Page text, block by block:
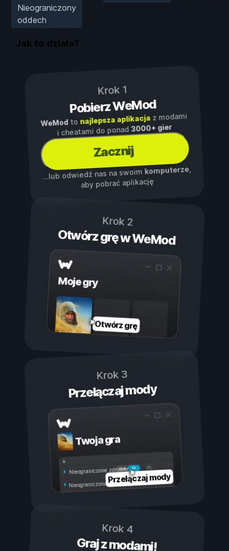
Nieograniczony
oddech
Jak to działa?
Krok 1
Pobierz WeMod
WeModto najlepsza aplikacjaz modami
i cheatami do ponad3000+ gier
Zacznij
...lub odwiedź nas na swoim komputerze,
aby pobrać aplikację
Krok 2
Otwórz grę w WeMod
Moje gry
Otwórz grę
Krok 3
Przełączaj mody
Twoja gra
Wł.
Wył.
Nieograniczone zdrowie
Nieograniczona wytrzymałość
Przełączaj mody
Krok 4
Graj z modami!